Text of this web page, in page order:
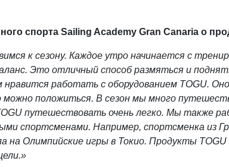
спорта Sailing Academy Gran Canaria о
к сезону. Каждое утро начинается с
Это отличный способ размяться и
работать с оборудованием TOGU.
можно положиться. В сезон мы много
путешествовать очень легко. Мы также
спортсменами. Например, спортсменка из
на Олимпийские игры в Токио. Продукты TOGU